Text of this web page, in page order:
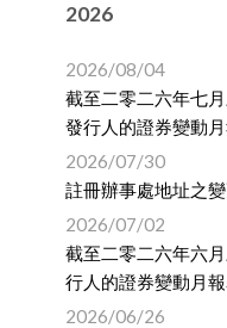
2026
2026/08/04
截至二零二六年七
發行人的證券變動
2026/07/30
註冊辦事處地址之
2026/07/02
截至二零二六年六
行人的證券變動月
2026/06/26